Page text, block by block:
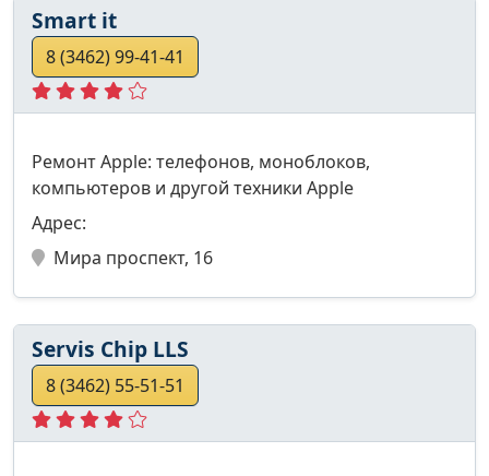
Smart it
8 (3462) 99-41-41
Ремонт Apple: телефонов, моноблоков,
компьютеров и другой техники Apple
Адрес:
Мира проспект, 16
Servis Chip LLS
8 (3462) 55-51-51